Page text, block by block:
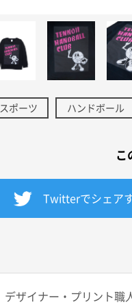
スポーツ ハンドボール
こ
Twitterでシェア
デザイナー・プリント職